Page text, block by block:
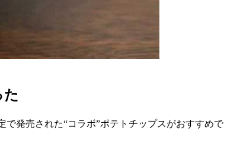
で発売された“コラボ”ポテトチップスがおすすめで